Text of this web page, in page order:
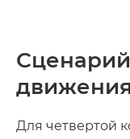
Для четвертой